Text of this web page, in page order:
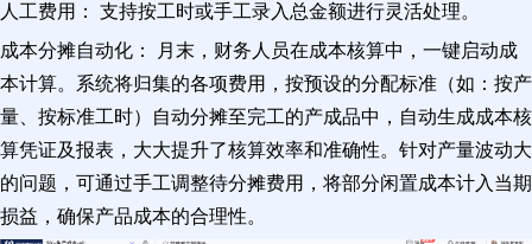
人工费用： 支持按工时或手工录入总金额进行灵活处理。
成本分摊自动化： 月末，财务人员在成本核算中，一键启动成
本计算。系统将归集的各项费用，按预设的分配标准（如：按产
量、按标准工时）自动分摊至完工的产成品中，自动生成成本核
算凭证及报表，大大提升了核算效率和准确性。针对产量波动大
的问题，可通过手工调整待分摊费用，将部分闲置成本计入当期
损益，确保产品成本的合理性。